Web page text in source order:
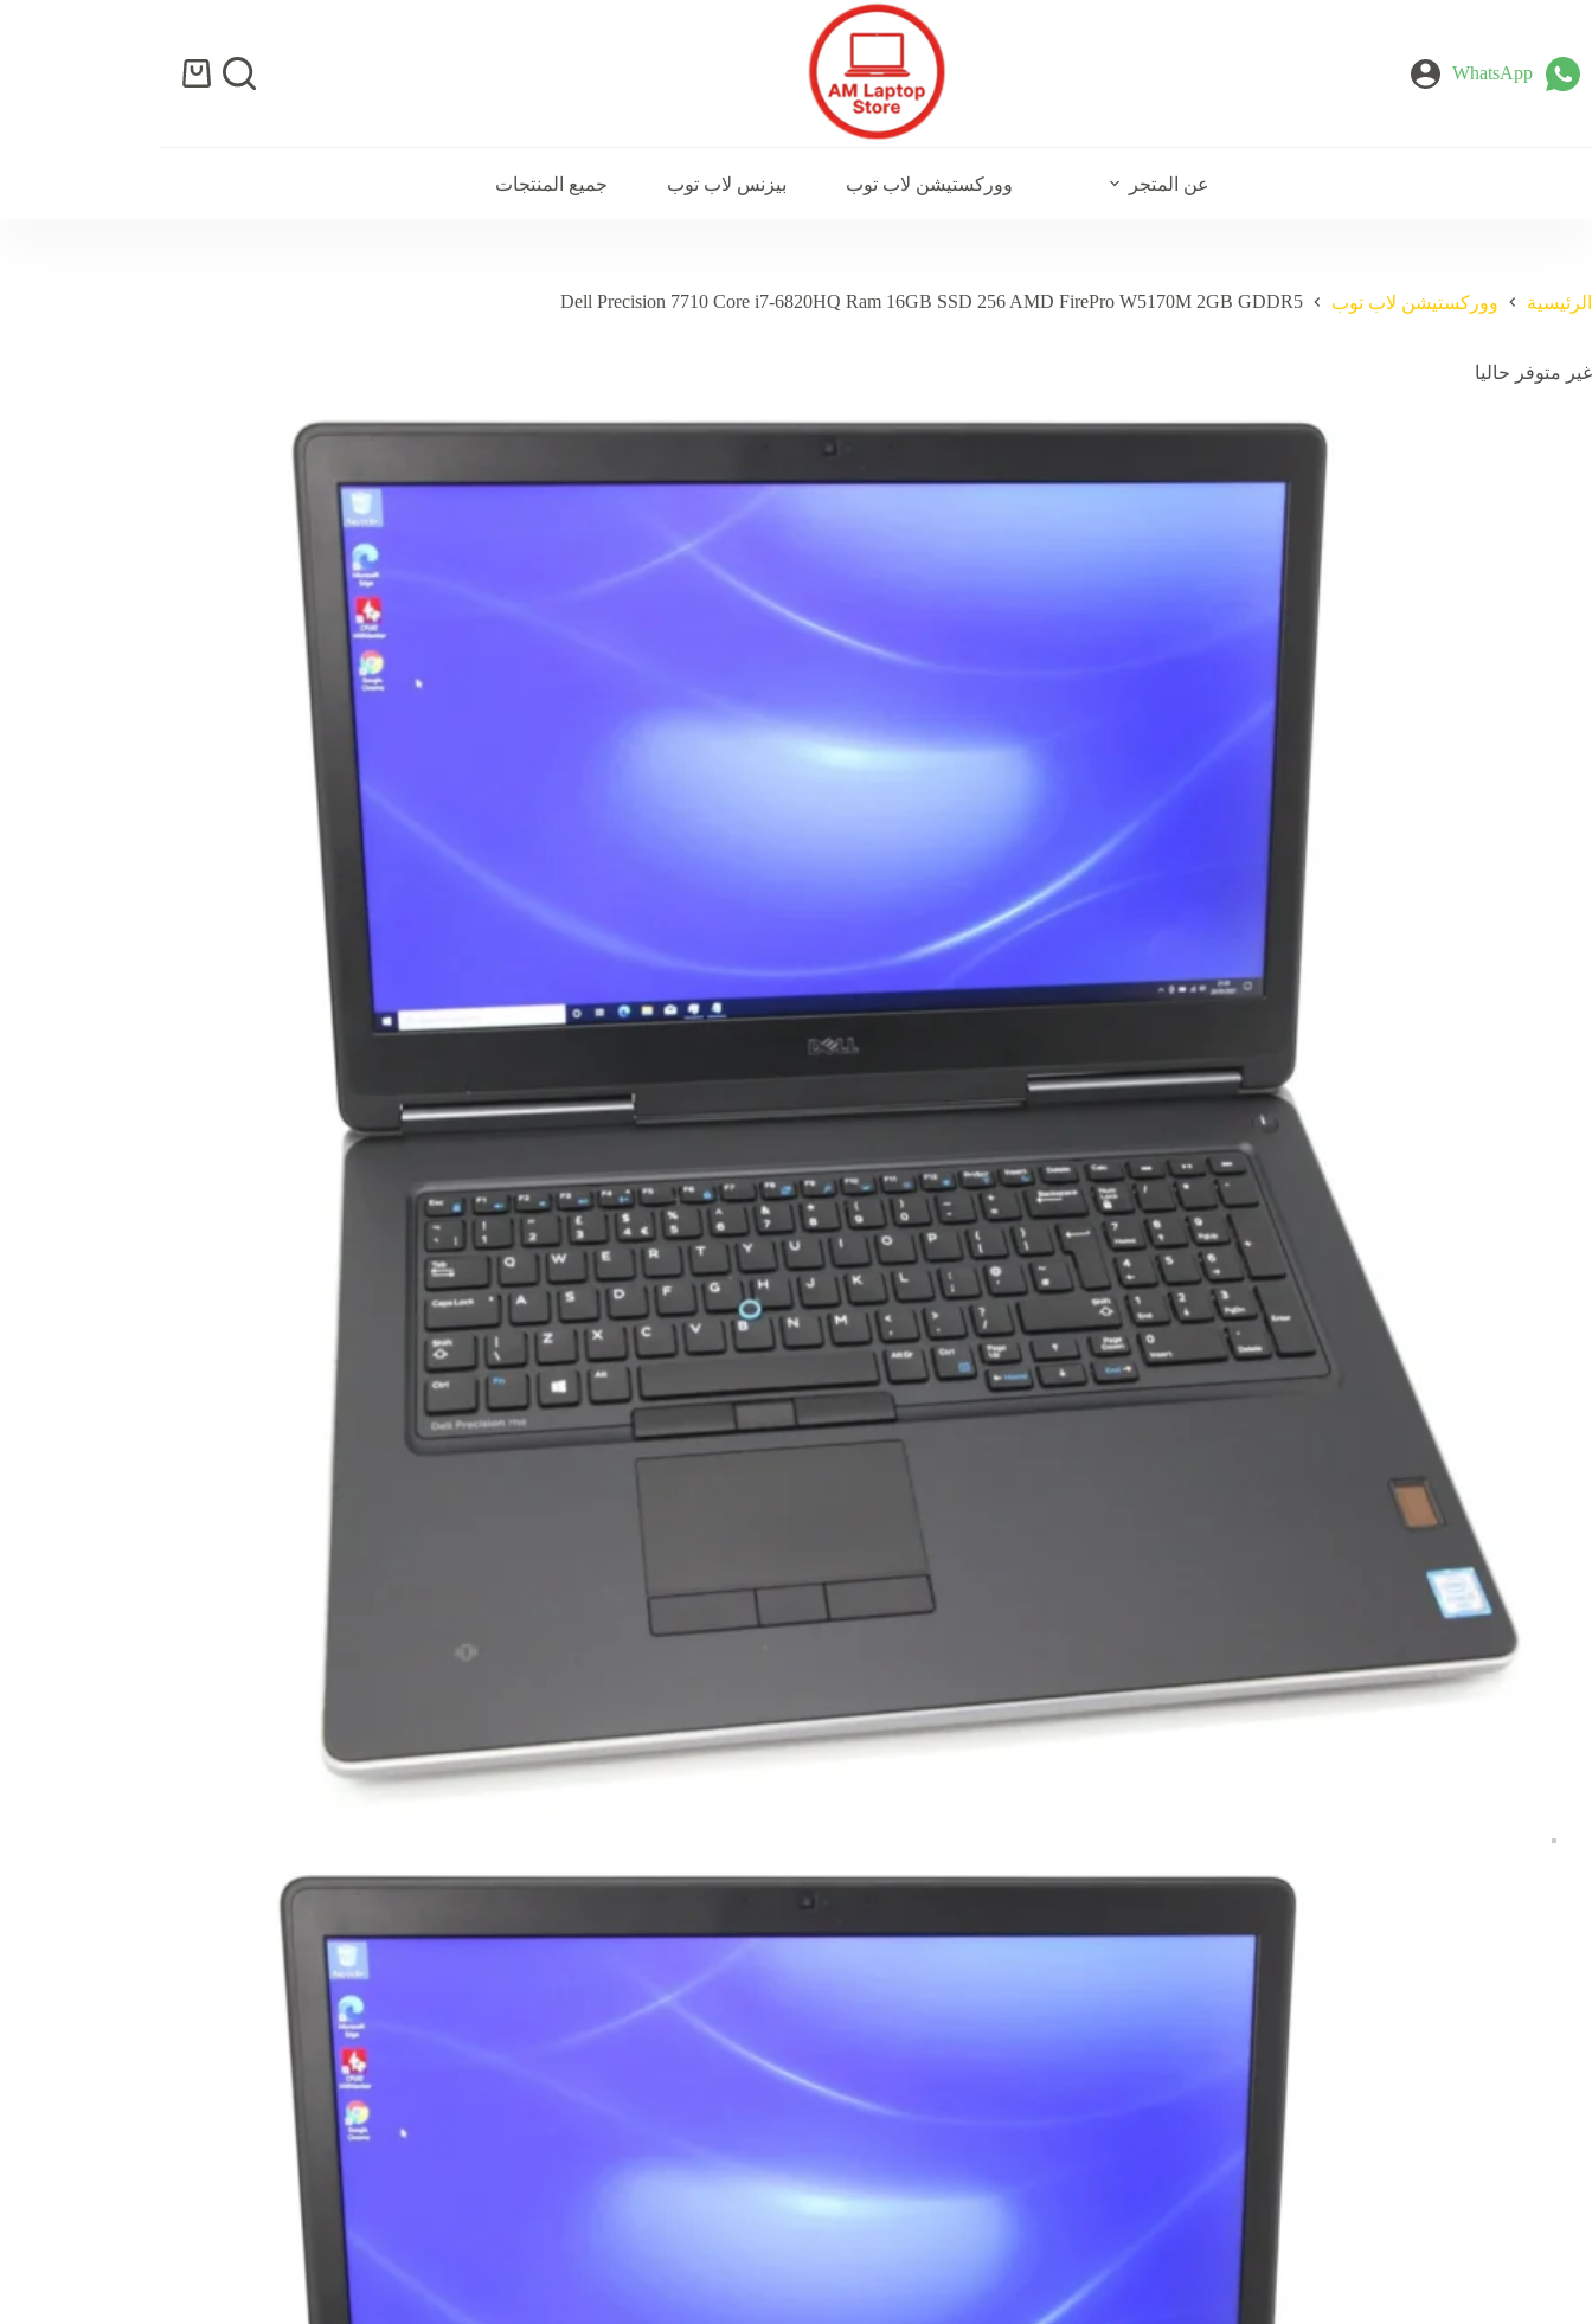
المحتوى
WhatsApp
عربة
عن المتجر ووركستيشن لاب توب بيزنس لاب توب جميع المنتجات
الرئيسية ووركستيشن لاب توب Dell Precision 7710 Core i7-6820HQ Ram 16GB SSD 256 AMD FirePro W5170M 2GB GDDR5
غير متوفر حاليا